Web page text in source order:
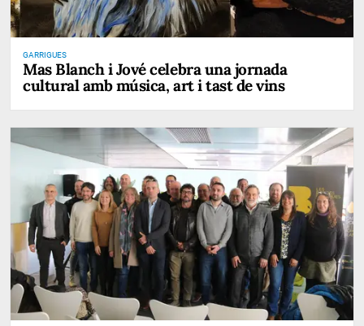
GARRIGUES
Mas Blanch i Jové celebra una jornada
cultural amb música, art i tast de vins